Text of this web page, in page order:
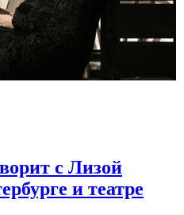
с Лизой
и театре